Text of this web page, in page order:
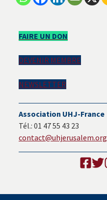
Barre
principale
FAIRE UN DON
DEVENIR MEMBRE
NEWSLETTER
Association UHJ-France
Tél.: 01 47 55 43 23
contact@uhjerusalem.org